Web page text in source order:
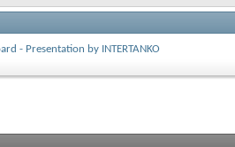
- Presentation by INTERTANKO